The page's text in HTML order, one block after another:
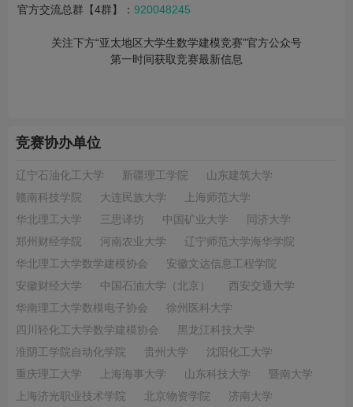
官方交流总群【4群】： 920048245
关注下方“亚太地区大学生数学建模竞赛”官方公众号
第一时间获取竞赛最新信息
竞赛协办单位
辽宁石油化工大学 新疆理工学院
山东建筑大学
赣南科技学院
大连民族大学
上海师范大学
华北理工大学
三思译坊 中国矿业大学
同济大学
郑州财经学院
河南农业大学
辽宁师范大学海华学院
华北理工大学数学建模协会
安徽文达信息工程学院
安徽财经大学
中国石油大学（北京）
西安交通大学
华南理工大学数模电子协会
徐州医科大学
四川轻化工大学数学建模协会
黑龙江科技大学
淮阴工学院自动化学院
贵州大学
沈阳化工大学
重庆理工大学
上海海事大学 山东科技大学
暨南大学
上海济光职业技术学院
北京物资学院
济南大学